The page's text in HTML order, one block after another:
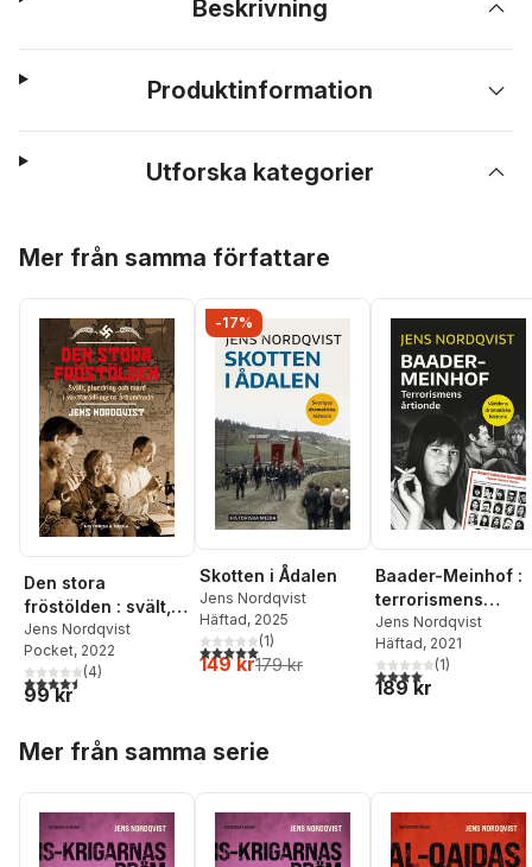
Beskrivning
Produktinformation
Utforska kategorier
Mer från samma författare
Den stora
fröstölden : svält,
plundring och mord
i växtförädlingens
århundrade
Jens Nordqvist
Pocket, 2022
4,5utav 5 stjärnor. Totalt antal röster:
(4)
99 kr
-17%
Skotten i Ådalen
Jens Nordqvist
Häftad, 2025
5,0utav 5 stjärnor. Totalt antal röster:
(1)
149 kr179 kr
Baader-Meinhof :
terrorismens
årtionde
Jens Nordqvist
Häftad, 2021
4,0utav 5 stjärnor.
(1)
189 kr
Mer från samma serie